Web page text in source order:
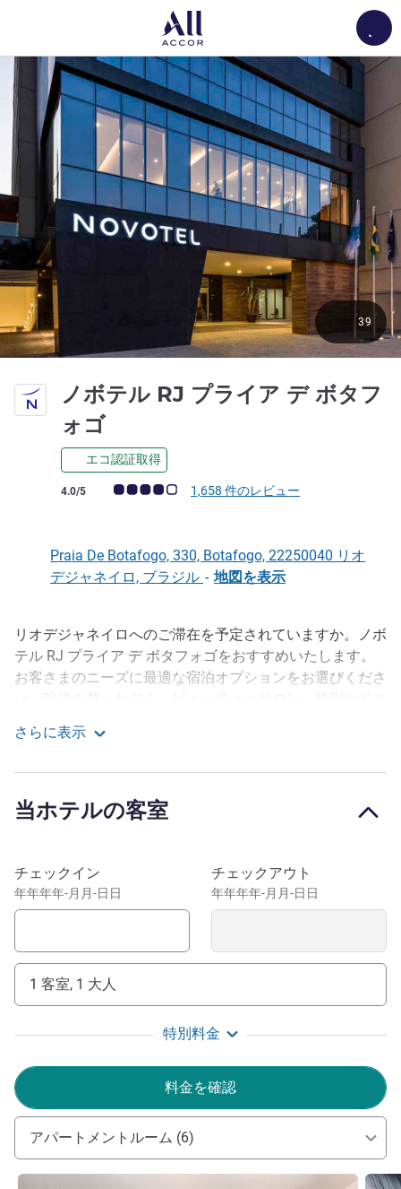
ノボテル RJ プライア デ ボタフ
ォゴ
エコ認証取得
お客さまの声 (確認済みレビュー アコーホテルズ)
4.0/5 1,658 件のレビュー
39
Praia De Botafogo, 330, Botafogo, 22250040 リオ
デジャネイロ, ブラジル - 地図を表示
説明
リオデジャネイロへのご滞在を予定されていますか。ノボ
テル RJ プライア デ ボタフォゴをおすすめいたします。
お客さまのニーズに最適な宿泊オプションをお選びくださ
ンクをお楽しみいただけるロビーバー、素晴らしい朝食を
お楽しみいただけるレストラン、ランチやディナーに美味
ビジネスでもレジャーでも、最高のロケーションをご活用
ください。ボタフォゴ湾とシュガーローフ山を見渡せる客
ください。サウスゾーンの最高のロケーションで、さまざ
まな可能性の中から最高の旅程を選びください。象徴的な
ボタフォゴ地区で楽しい驚きを発見しましょう。バー、郷
だけます。
リオデジャネイロにはビジネスでお越しですか？ WOJO
のコワーキングスペースとイベントルームをぜひご覧くだ
さい。常連のお客さまが気に入っていることをチェックし
るため、ぜひノボテル ボタフォゴにご宿泊ください。
ノボテル ボタフォゴへようこそ。このすばらしい街へ
の旅を計画し、当ホテルの充実した施設を最大限にご活用
ください。礼儀正しく、よく訓練された当社のスタッフ
が、安全かつ効率的にお客さまをお迎えいたします。お会
さらに表示
当ホテルの客室
このホテルを予約
チェックイン
年年年年-月月-日日
チェックアウト
年年年年-月月-日日
1 客室, 1 大人
特別料金
料金を確認
アパートメントルーム (6)
詳細を表示 詳細